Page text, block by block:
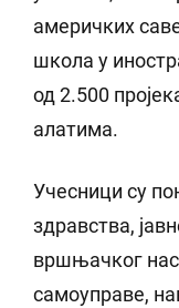
америчких
школа у
од 2.500
алатима.
Учесници су
здравства,
вршњачког
самоуправе,